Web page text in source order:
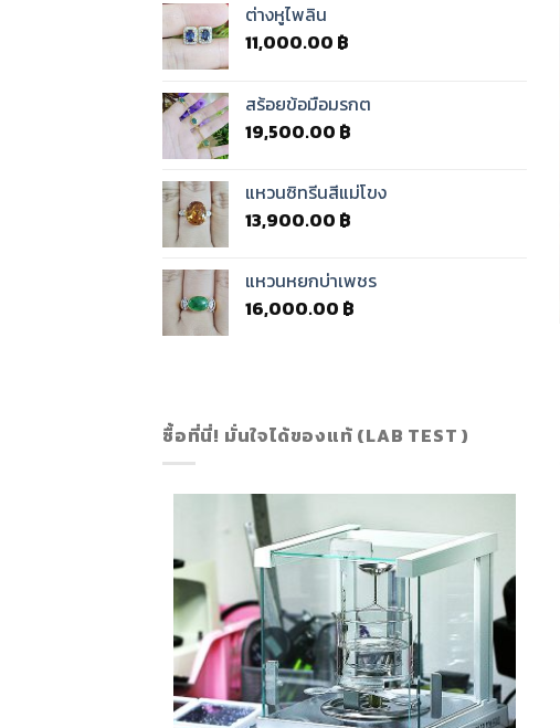
ต่างหูไพลิน
11,000.00 ฿
สร้อยข้อมือมรกต
19,500.00 ฿
แหวนซิทรีนสีแม่โขง
13,900.00 ฿
แหวนหยกบ่าเพชร
16,000.00 ฿
ซื้อที่นี่! มั่นใจได้ของแท้ (LAB TEST )